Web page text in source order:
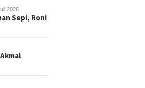
2026
Sepi, Roni